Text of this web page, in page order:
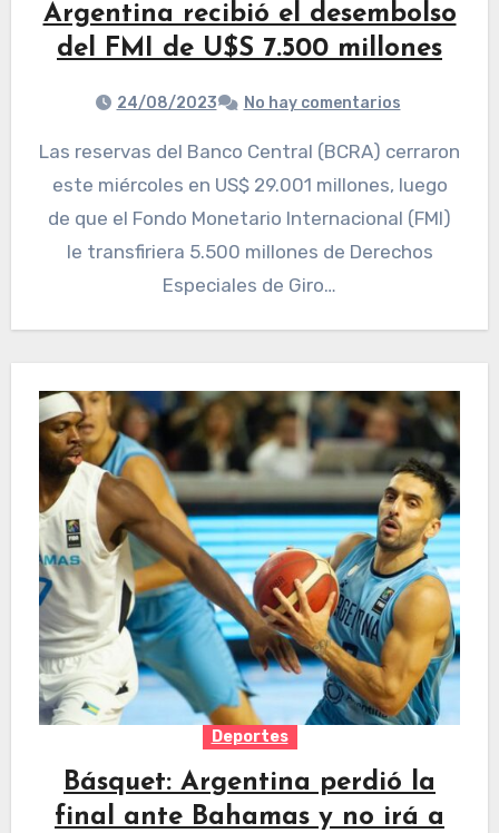
Argentina recibió el desembolso
del FMI de U$S 7.500 millones
24/08/2023 No hay comentarios
Las reservas del Banco Central (BCRA) cerraron
este miércoles en US$ 29.001 millones, luego
de que el Fondo Monetario Internacional (FMI)
le transfiriera 5.500 millones de Derechos
Especiales de Giro…
Deportes
Básquet: Argentina perdió la
final ante Bahamas y no irá a